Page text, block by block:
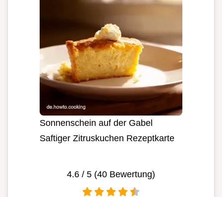
Sonnenschein auf der Gabel
Saftiger Zitruskuchen Rezeptkarte
4.6 / 5 (40 Bewertung)